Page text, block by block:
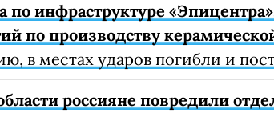
по инфраструктуре
по производству
в местах ударов погибли и
россияне повредили